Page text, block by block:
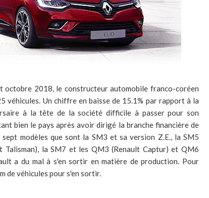
octobre 2018, le constructeur automobile franco-coréen
véhicules. Un chiffre en baisse de 15.1% par rapport à la
à la tête de la société difficile à passer pour son
bien le pays après avoir dirigé la branche financière de
modèles que sont la SM3 et sa version Z.E., la SM5
Talisman), la SM7 et les QM3 (Renault Captur) et QM6
a du mal à s'en sortir en matière de production. Pour
de véhicules pour s'en sortir.